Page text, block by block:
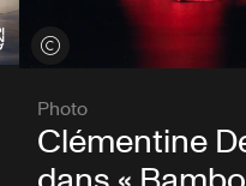
Voir les crédits
Photo
Clémentine